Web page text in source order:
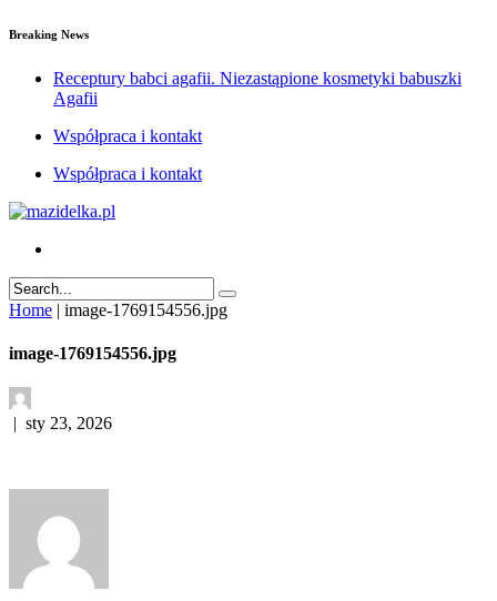
Breaking News
Receptury babci agafii. Niezastąpione kosmetyki babuszki
Agafii
Współpraca i kontakt
Współpraca i kontakt
Home | image-1769154556.jpg
image-1769154556.jpg
sty 23, 2026